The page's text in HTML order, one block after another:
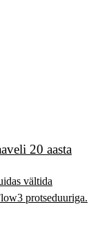
20 aasta
vältida
protseduuriga.